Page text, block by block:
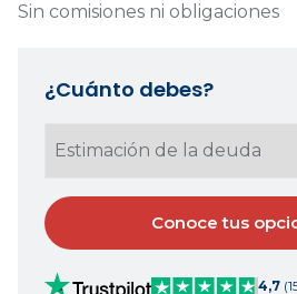
Sin comisiones ni obligaciones
¿Cuánto debes?
Conoce tus
4,7